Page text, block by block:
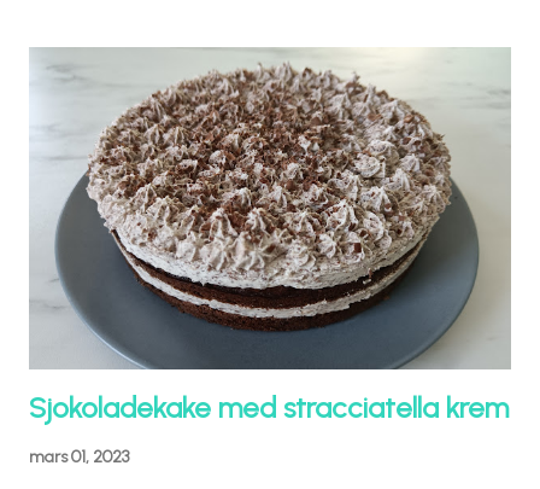
Sjokoladekake med stracciatella krem
mars 01, 2023